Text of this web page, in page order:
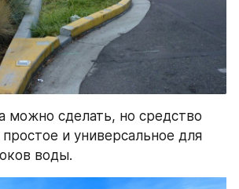
можно сделать, но средство
и универсальное для
воды.